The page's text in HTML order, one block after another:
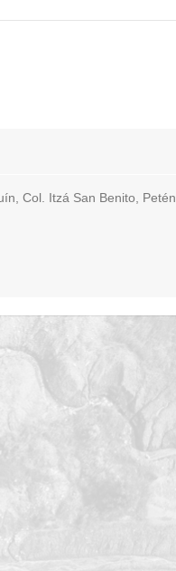
Col. Itzá San Benito, Petén